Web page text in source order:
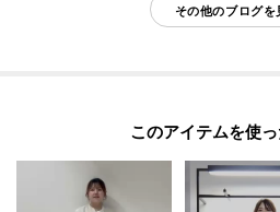
その他のブログを
このアイテムを使